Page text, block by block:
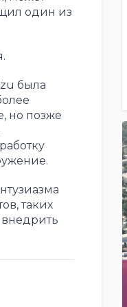
один из
была
но позже
таких
внедрить